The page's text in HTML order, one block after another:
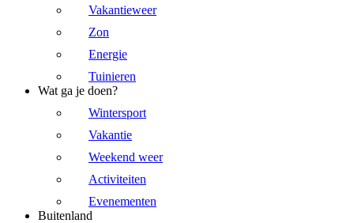
Vakantieweer
Zon
Energie
Tuinieren
Wat ga je doen?
Wintersport
Vakantie
Weekend weer
Activiteiten
Evenementen
Buitenland